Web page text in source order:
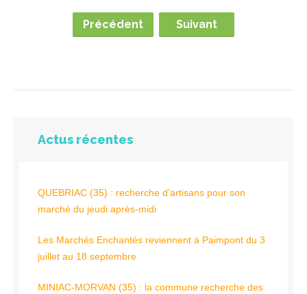
Précédent Suivant
Actus récentes
QUEBRIAC (35) : recherche d’artisans pour son
marché du jeudi après-midi
Les Marchés Enchantés reviennent à Paimpont du 3
juillet au 18 septembre
MINIAC-MORVAN (35) : la commune recherche des